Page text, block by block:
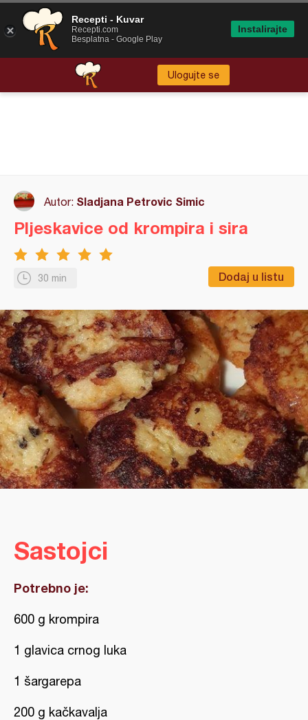
Ulogujte se
Autor: Sladjana Petrovic Simic
30 min Dodaj u listu
Pljeskavice od krompira i sira
Sastojci
Potrebno je:
600 g krompira
1 glavica crnog luka
1 šargarepa
200 g kačkavalja
Recepti - Kuvar
Recepti.com
Besplatna - Google Play
Instalirajte